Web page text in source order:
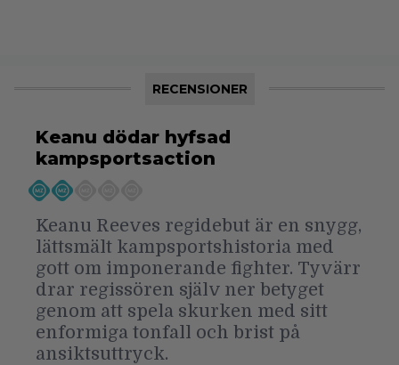
RECENSIONER
Keanu dödar hyfsad
kampsportsaction
Keanu Reeves regidebut är en snygg,
lättsmält kampsportshistoria med
gott om imponerande fighter. Tyvärr
drar regissören själv ner betyget
genom att spela skurken med sitt
enformiga tonfall och brist på
ansiktsuttryck.